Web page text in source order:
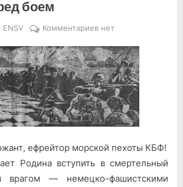
боем
By
ENSV Комментариевк
Строки
перед
боем
нет
ефрейтор морской пехоты КБФ!
Родина вступить в смертельный
— немецко-фашистскими